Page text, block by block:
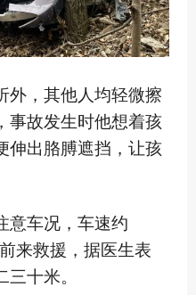
外，其他人均轻微擦
事故发生时他想着孩
伸出胳膊遮挡，让孩
意车况，车速约
来救援，据医生表
十米。